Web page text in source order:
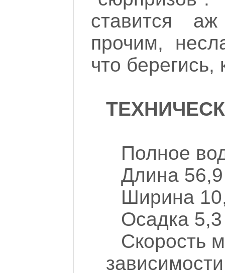
ставится
прочим,
что берегись,
Полное
Длина
Ширина
Осадка
Скорость